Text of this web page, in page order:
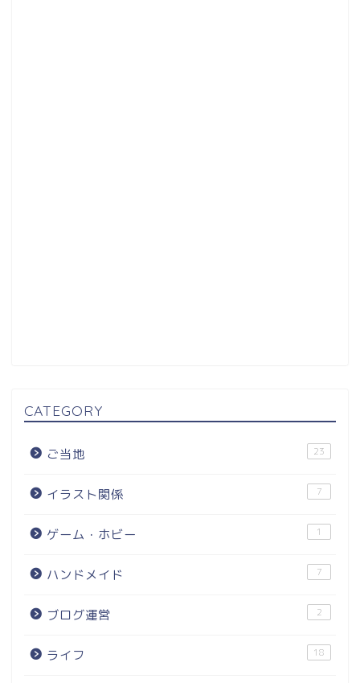
CATEGORY
ご当地 23
イラスト関係 7
ゲーム・ホビー 1
ハンドメイド 7
ブログ運営 2
ライフ 18